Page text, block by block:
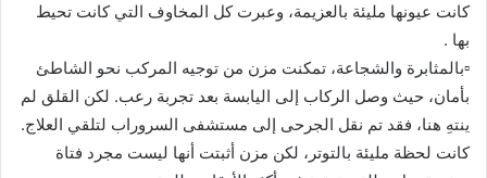
كانت عيونها مليئة بالعزيمة، وعبرت كل المخاوف التي كانت تحيط
بها .
▫️بالمثابرة والشجاعة، تمكنت مزن من توجيه المركب نحو الشاطئ
بأمان، حيث وصل الركاب إلى اليابسة بعد تجربة رعب. لكن القلق لم
ينتهِ هنا، فقد تم نقل الجرحى إلى مستشفى السروراب لتلقي العلاج.
كانت لحظة مليئة بالتوتر، لكن مزن أثبتت أنها ليست مجرد فتاة